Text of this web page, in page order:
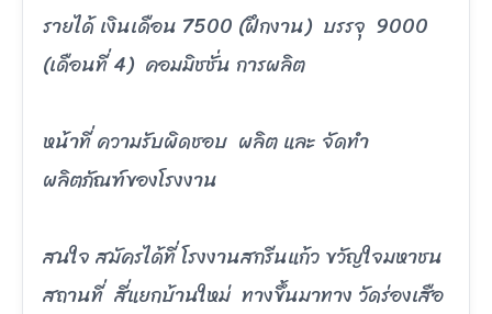
รายได้ เงินเดือน 7500 (ฝึกงาน) บรรจุ 9000
(เดือนที่ 4) คอมมิชชั่น การผลิต
หน้าที่ ความรับผิดชอบ ผลิต และ จัดทำ
ผลิตภัณฑ์ของโรงงาน
สนใจ สมัครได้ที่ โรงงานสกรีนแก้ว ขวัญใจมหาชน
สถานที่ สี่แยกบ้านใหม่ ทางขึ้นมาทาง วัดร่องเสือ